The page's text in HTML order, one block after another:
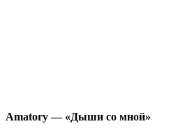
Amatory — «Дыши со мной»